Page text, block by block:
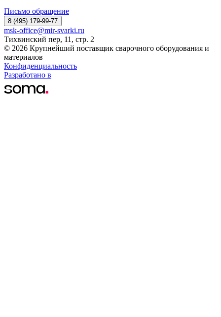
Письмо обращение
8 (495) 179-99-77
msk-office@mir-svarki.ru
Тихвинский пер, 11, стр. 2
© 2026 Крупнейший поставщик сварочного оборудования и
материалов
Конфиденциальность
Разработано в